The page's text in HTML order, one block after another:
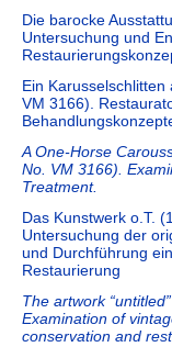
Die barocke
Untersuchung und
Ein
VM 3166).
A One-Horse
No. VM 3166).
Treatment.
Das Kunstwerk o.T.
Untersuchung der
und Durchführung
Restaurierung
The artwork
Examination of
conservation and